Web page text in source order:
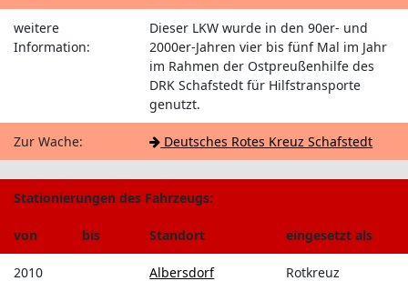
weitere
Information:
Dieser LKW wurde in den 90er- und
2000er-Jahren vier bis fünf Mal im Jahr
im Rahmen der Ostpreußenhilfe des
DRK Schafstedt für Hilfstransporte
genutzt.
Zur Wache: Deutsches Rotes Kreuz Schafstedt
Stationierungen des Fahrzeugs:
von bis Standort eingesetzt als
2010 Albersdorf Rotkreuz